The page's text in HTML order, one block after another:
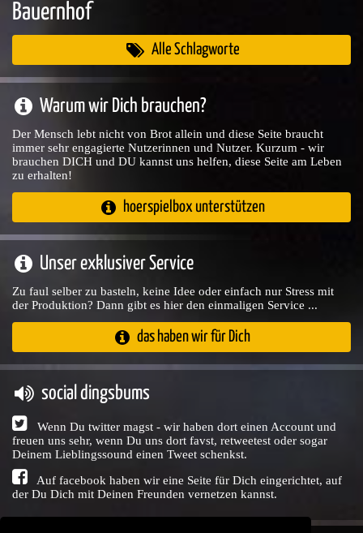
Bauernhof
Alle Schlagworte
Warum wir Dich brauchen?
Der Mensch lebt nicht von Brot allein und diese Seite braucht
immer sehr engagierte Nutzerinnen und Nutzer. Kurzum - wir
brauchen DICH und DU kannst uns helfen, diese Seite am Leben
zu erhalten!
hoerspielbox unterstützen
Unser exklusiver Service
Zu faul selber zu basteln, keine Idee oder einfach nur Stress mit
der Produktion? Dann gibt es hier den einmaligen Service ...
das haben wir für Dich
social dingsbums
Wenn Du twitter magst - wir haben dort einen Account und
freuen uns sehr, wenn Du uns dort favst, retweetest oder sogar
Deinem Lieblingssound einen Tweet schenkst.
Auf facebook haben wir eine Seite für Dich eingerichtet, auf
der Du Dich mit Deinen Freunden vernetzen kannst.